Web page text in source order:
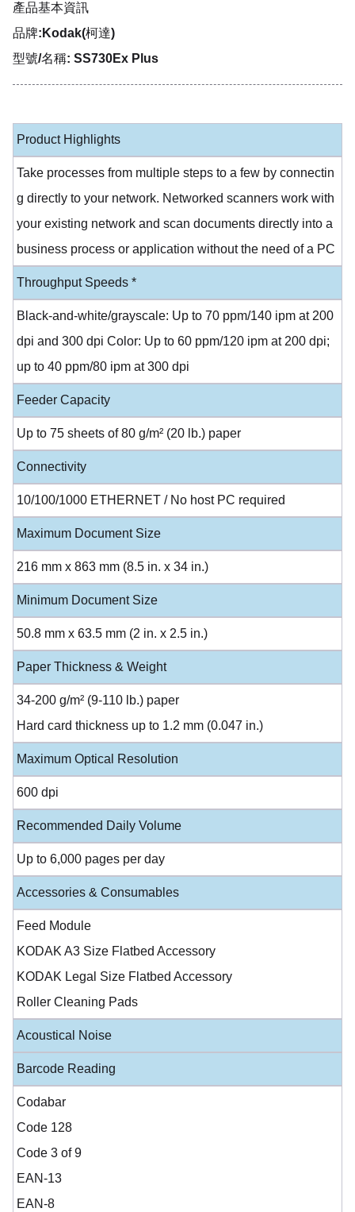
產品基本資訊
品牌:Kodak(柯達)
型號/名稱: SS730Ex Plus
Product Highlights
Take processes from multiple steps to a few by connectin
g directly to your network. Networked scanners work with
your existing network and scan documents directly into a
business process or application without the need of a PC
Throughput Speeds *
Black-and-white/grayscale: Up to 70 ppm/140 ipm at 200
dpi and 300 dpi Color: Up to 60 ppm/120 ipm at 200 dpi;
up to 40 ppm/80 ipm at 300 dpi
Feeder Capacity
Up to 75 sheets of 80 g/m² (20 lb.) paper
Connectivity
10/100/1000 ETHERNET / No host PC required
Maximum Document Size
216 mm x 863 mm (8.5 in. x 34 in.)
Minimum Document Size
50.8 mm x 63.5 mm (2 in. x 2.5 in.)
Paper Thickness & Weight
34-200 g/m² (9-110 lb.) paper
Hard card thickness up to 1.2 mm (0.047 in.)
Maximum Optical Resolution
600 dpi
Recommended Daily Volume
Up to 6,000 pages per day
Accessories & Consumables
Feed Module
KODAK A3 Size Flatbed Accessory
KODAK Legal Size Flatbed Accessory
Roller Cleaning Pads
Acoustical Noise
Barcode Reading
Codabar
Code 128
Code 3 of 9
EAN-13
EAN-8